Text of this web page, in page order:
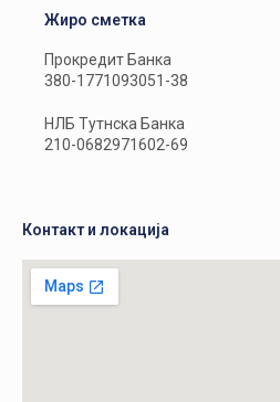
Жиро сметка
Прокредит Банка
380-1771093051-38
НЛБ Тутнска Банка
210-0682971602-69
Контакт и локација